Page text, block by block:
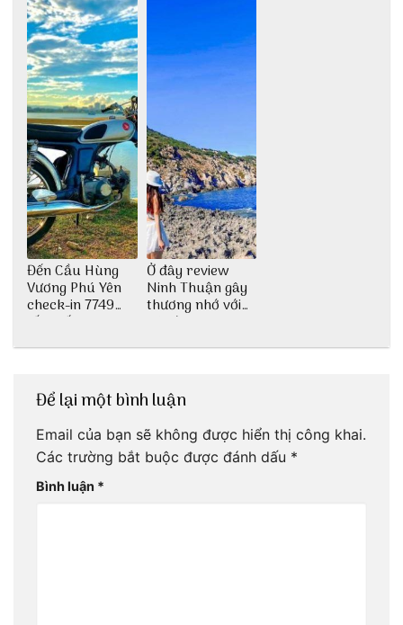
Đến Cầu Hùng
Vương Phú Yên
check-in 7749
tấm sống ảo
Ở đây review
Ninh Thuận gây
thương nhớ với
nét đẹp thiên
Để lại một bình luận
Email của bạn sẽ không được hiển thị công khai.
Các trường bắt buộc được đánh dấu *
Bình luận *